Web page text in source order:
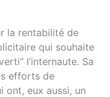
la rentabilité de
qui souhaite
l’internaute. Sa
efforts de
ont, eux aussi, un